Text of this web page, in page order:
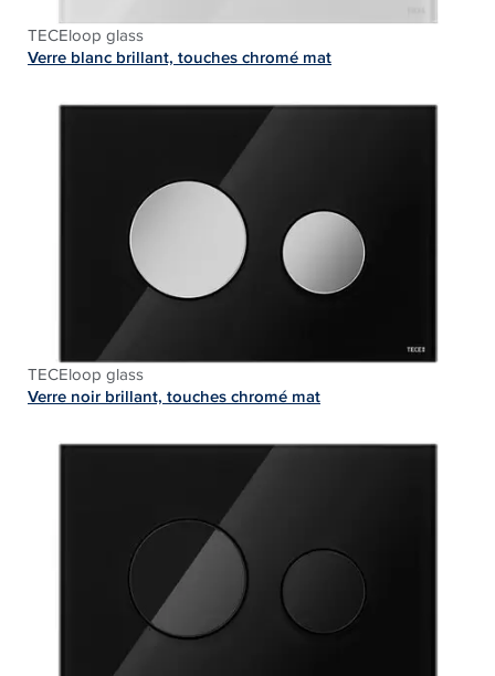
TECEloop glass
Verre blanc brillant, touches chromé mat
TECEloop glass
Verre noir brillant, touches chromé mat